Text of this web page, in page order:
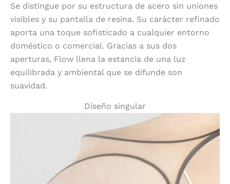
Se distingue por su estructura de acero sin uniones
visibles y su pantalla de resina. Su carácter refinado
aporta una toque sofisticado a cualquier entorno
doméstico o comercial. Gracias a sus dos
aperturas, Flow llena la estancia de una luz
equilibrada y ambiental que se difunde son
suavidad.
Diseño singular